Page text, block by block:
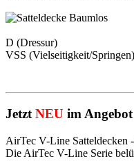
D (Dressur)
VSS (Vielseitigkeit/Springen)
Jetzt NEU im Angebot
AirTec V-Line Satteldecken
Die AirTec V-Line Serie